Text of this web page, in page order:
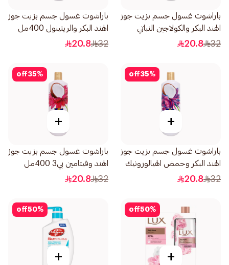
باراشوت غسول جسم بزيت جوز
الهند البكر والكولاجين النباتي
400مل
32
20.8
باراشوت غسول جسم بزيت جوز
الهند البكر والريتينول 400مل
32
20.8
35%
off
+
باراشوت غسول جسم بزيت جوز
الهند البكر وحمض الهيالورونيك
400مل
32
20.8
35%
off
+
باراشوت غسول جسم بزيت جوز
الهند وفيتامين بي3 400مل
32
20.8
50%
off
+
50%
off
+